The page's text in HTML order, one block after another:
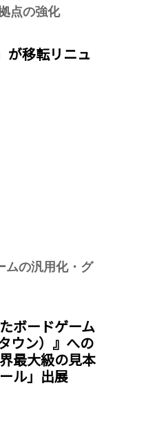
点の強化
が移転リニュ
の汎用化・グ
ボードゲーム
ウン）』への
最大級の見本
ル」出展